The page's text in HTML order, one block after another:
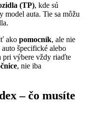
(TP), kde sú
model auta. Tie sa môžu
ako pomocník, ale nie
špecifické alebo
pri výbere vždy riaďte
, nie iba
– čo musíte